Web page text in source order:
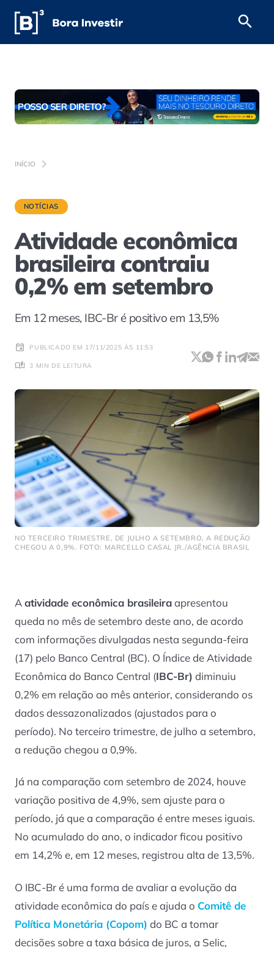
INÍCIO
NOTÍCIAS
Atividade econômica
brasileira contraiu
0,2% em setembro
Em 12 meses, IBC-Br é positivo em 13,5%
PUBLICADO EM 17/11/2025 ÀS 11:53
3 MIN DE LEITURA
NO TERCEIRO TRIMESTRE, DE JULHO A SETEMBRO, A REDUÇÃO
CHEGOU A 0,9%. FOTO: MARCELLO CASAL JR./AGÊNCIA BRASIL
Aatividade econômica brasileiraapresentou
queda no mês de setembro deste ano, de acordo
com informações divulgadas nesta segunda-feira
(17) pelo Banco Central (BC). O Índice de Atividade
Econômica do Banco Central (IBC-Br) diminuiu
0,2% em relação ao mês anterior, considerando os
dados dessazonalizados (ajustados para o
período). No terceiro trimestre, de julho a setembro,
a redução chegou a 0,9%.
Já na comparação com setembro de 2024, houve
variação positiva de 4,9%, sem ajuste para o
período, já que a comparação é entre meses iguais.
No acumulado do ano, o indicador ficou positivo
em 14,2% e, em 12 meses, registrou alta de 13,5%.
O IBC-Br é uma forma de avaliar a evolução da
atividade econômica do país e ajuda o Comitê de
Política Monetária (Copom) do BC a tomar
decisões sobre a taxa básica de juros, a Selic,